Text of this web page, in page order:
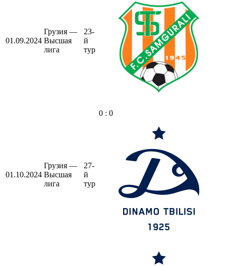
01.09.2024
Грузия —
Высшая
лига
23-
й
тур
01.10.2024
Грузия —
Высшая
лига
27-
й
тур
0 : 0